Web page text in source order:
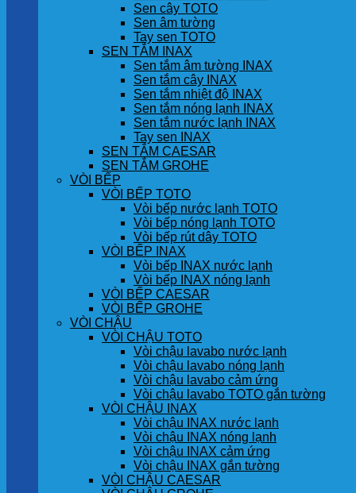
Sen cây TOTO
Sen âm tường
Tay sen TOTO
SEN TẮM INAX
Sen tắm âm tường INAX
Sen tắm cây INAX
Sen tắm nhiệt độ INAX
Sen tắm nóng lạnh INAX
Sen tắm nước lạnh INAX
Tay sen INAX
SEN TẮM CAESAR
SEN TẮM GROHE
VÒI BẾP
VÒI BẾP TOTO
Vòi bếp nước lạnh TOTO
Vòi bếp nóng lạnh TOTO
Vòi bếp rút dây TOTO
VÒI BẾP INAX
Vòi bếp INAX nước lạnh
Vòi bếp INAX nóng lạnh
VÒI BẾP CAESAR
VÒI BẾP GROHE
VÒI CHẬU
VÒI CHẬU TOTO
Vòi chậu lavabo nước lạnh
Vòi chậu lavabo nóng lạnh
Vòi chậu lavabo cảm ứng
Vòi chậu lavabo TOTO gắn tường
VÒI CHẬU INAX
Vòi chậu INAX nước lạnh
Vòi chậu INAX nóng lạnh
Vòi chậu INAX cảm ứng
Vòi chậu INAX gắn tường
VÒI CHẬU CAESAR